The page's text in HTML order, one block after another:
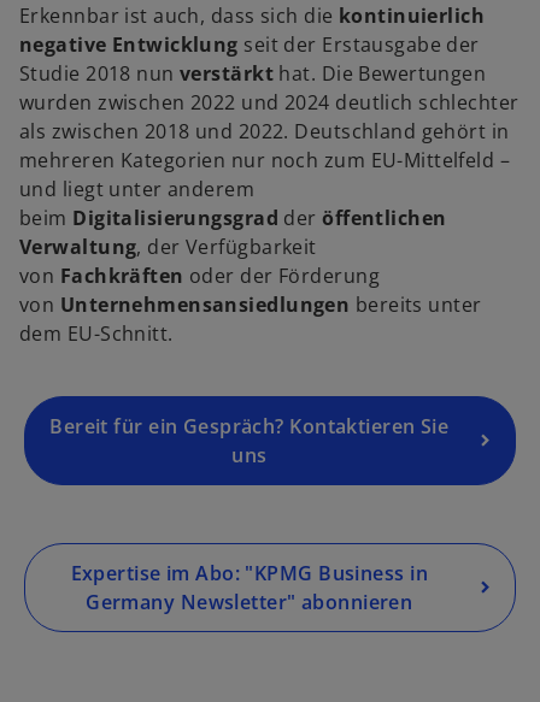
Erkennbar ist auch, dass sich die kontinuierlich
negative Entwicklung seit der Erstausgabe der
Studie 2018 nunverstärkt hat. Die Bewertungen
wurden zwischen 2022 und 2024 deutlich schlechter
als zwischen 2018 und 2022. Deutschland gehört in
mehreren Kategorien nur noch zum EU-Mittelfeld –
und liegt unter anderem
beim Digitalisierungsgrad deröffentlichen
Verwaltung, der Verfügbarkeit
von Fachkräften oder der Förderung
von Unternehmensansiedlungen bereits unter
dem EU-Schnitt.
Bereit für ein Gespräch? Kontaktieren Sie
uns
i
n
e
e
t
k
r
Expertise im Abo: "KPMG Business in
Germany Newsletter" abonnieren